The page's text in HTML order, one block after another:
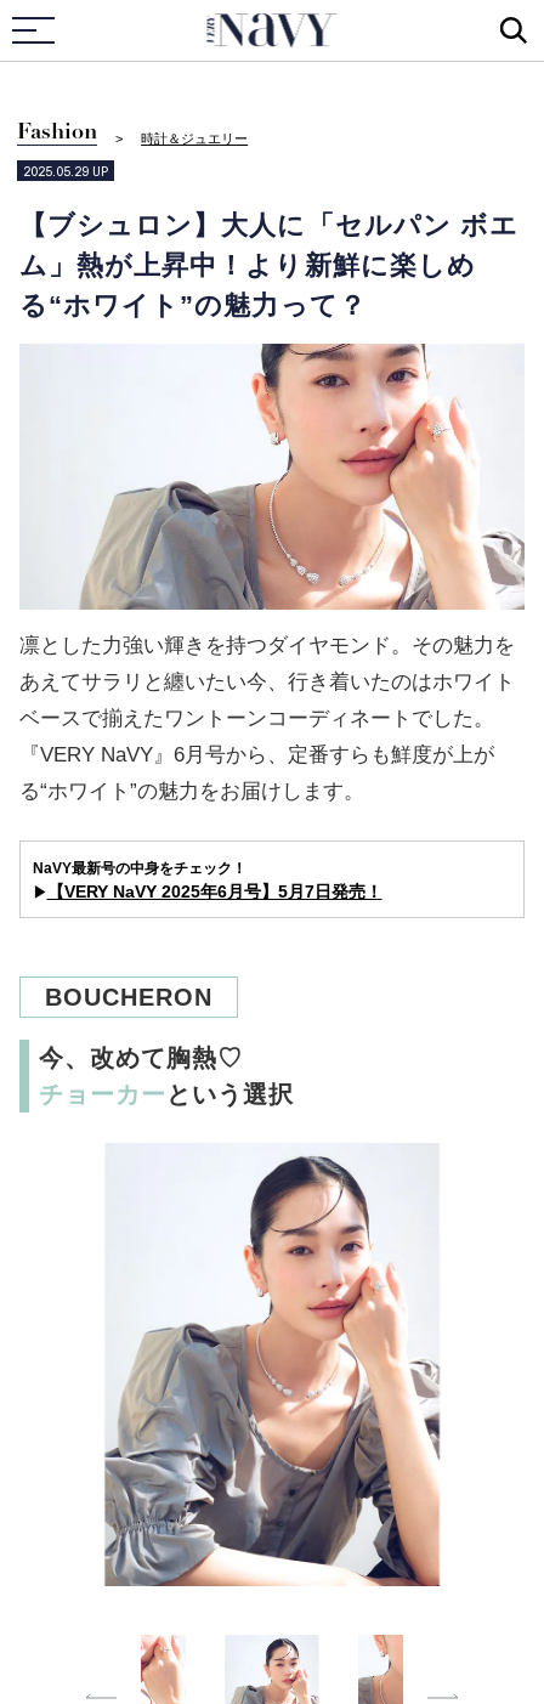
VERY NAVY
Fashion 時計＆ジュエリー
2025.05.29 UP
【ブシュロン】大人に「セルパン ボエ
ム」熱が上昇中！より新鮮に楽しめ
る“ホワイト”の魅力って？
凛とした力強い輝きを持つダイヤモンド。その魅力を
あえてサラリと纏いたい今、行き着いたのはホワイト
ベースで揃えたワントーンコーディネートでした。
『VERY NaVY』6月号から、定番すらも鮮度が上が
る“ホワイト”の魅力をお届けします。
NaVY最新号の中身をチェック！
▶︎
【VERY NaVY 2025年6月号】5月7日発売！
BOUCHERON
今、改めて胸熱♡
チョーカー という選択